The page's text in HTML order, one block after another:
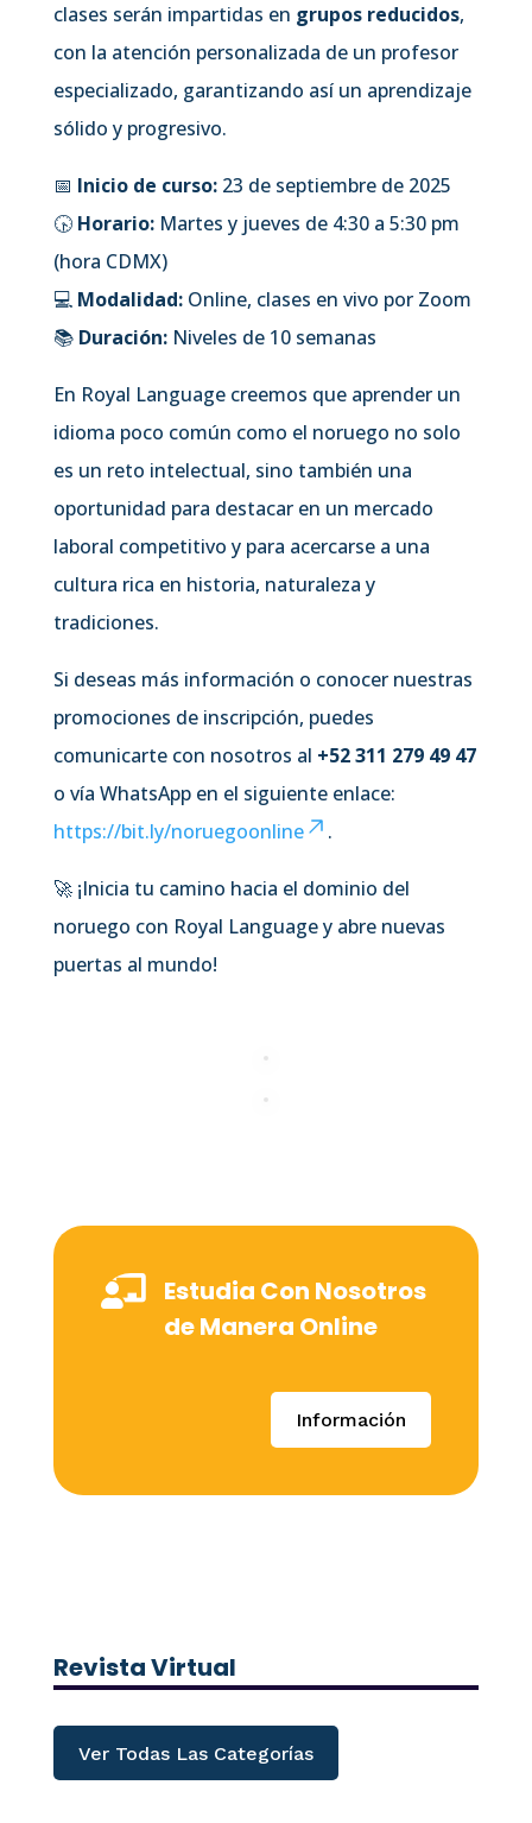
clases serán impartidas en grupos reducidos,
con la atención personalizada de un profesor
especializado, garantizando así un aprendizaje
sólido y progresivo.
📅 Inicio de curso:23 de septiembre de 2025
🕟 Horario:Martes y jueves de 4:30 a 5:30 pm
(hora CDMX)
💻 Modalidad:Online, clases en vivo por Zoom
📚 Duración:Niveles de 10 semanas
En Royal Language creemos que aprender un
idioma poco común como el noruego no solo
es un reto intelectual, sino también una
oportunidad para destacar en un mercado
laboral competitivo y para acercarse a una
cultura rica en historia, naturaleza y
tradiciones.
Si deseas más información o conocer nuestras
promociones de inscripción, puedes
comunicarte con nosotros al +52 311 279 49 47
o vía WhatsApp en el siguiente enlace:
https://bit.ly/noruegoonline
.
🚀 ¡Inicia tu camino hacia el dominio del
noruego con Royal Language y abre nuevas
puertas al mundo!
 Estudia Con Nosotros
de Manera Online
Información
Revista Virtual
Ver Todas Las Categorías